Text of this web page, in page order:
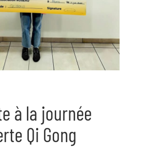
à la journée
Qi Gong